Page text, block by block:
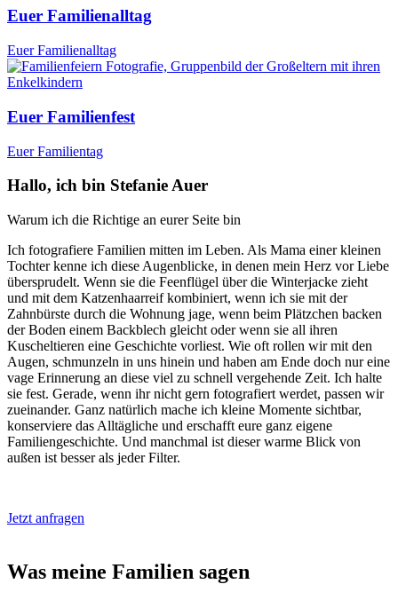
Euer Familienalltag
Euer Familienalltag
Euer Familienfest
Euer Familientag
Hallo, ich bin Stefanie Auer
Warum ich die Richtige an eurer Seite bin
Ich fotografiere Familien mitten im Leben. Als Mama einer kleinen
Tochter kenne ich diese Augenblicke, in denen mein Herz vor Liebe
übersprudelt. Wenn sie die Feenflügel über die Winterjacke zieht
und mit dem Katzenhaarreif kombiniert, wenn ich sie mit der
Zahnbürste durch die Wohnung jage, wenn beim Plätzchen backen
der Boden einem Backblech gleicht oder wenn sie all ihren
Kuscheltieren eine Geschichte vorliest. Wie oft rollen wir mit den
Augen, schmunzeln in uns hinein und haben am Ende doch nur eine
vage Erinnerung an diese viel zu schnell vergehende Zeit. Ich halte
sie fest. Gerade, wenn ihr nicht gern fotografiert werdet, passen wir
zueinander. Ganz natürlich mache ich kleine Momente sichtbar,
konserviere das Alltägliche und erschafft eure ganz eigene
Familiengeschichte. Und manchmal ist dieser warme Blick von
außen ist besser als jeder Filter.
Jetzt anfragen
Was meine Familien sagen